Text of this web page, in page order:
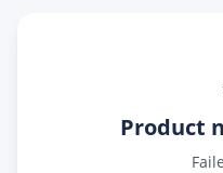
Product